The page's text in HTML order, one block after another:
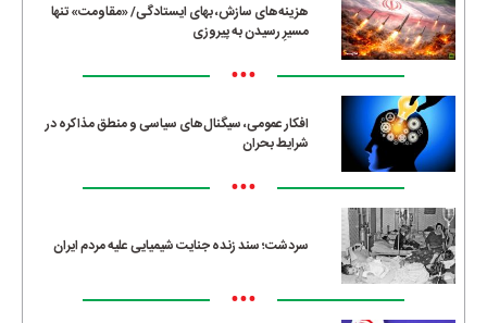
هزینه‌های سازش، بهای ایستادگی/ «مقاومت» تنها
مسیرِ رسیدن به پیروزی
•••
افکار عمومی، سیگنال‌های سیاسی و منطق مذاکره در
شرایط بحران
•••
سردشت؛ سند زنده جنایت شیمیایی علیه مردم ایران
•••